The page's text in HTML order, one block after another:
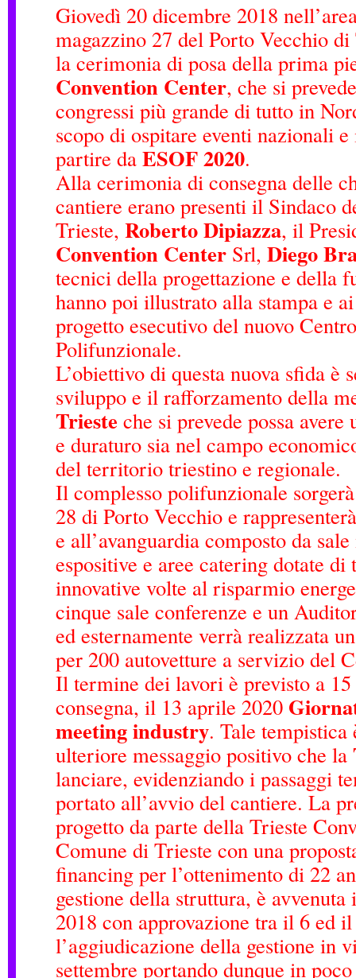
Giovedì 20 dicembre 2018
magazzino 27 del Porto Vecchio
la cerimonia di posa della prima
Convention Center, che si
congressi più grande di tutto in
scopo di ospitare eventi nazionali
partire da ESOF 2020.
Alla cerimonia di consegna delle
cantiere erano presenti il Sindaco
Trieste, Roberto Dipiazza, il
Convention Center Srl, Diego
tecnici della progettazione e della
hanno poi illustrato alla stampa e
progetto esecutivo del nuovo
Polifunzionale.
L’obiettivo di questa nuova sfida è
sviluppo e il rafforzamento della
Trieste che si prevede possa
e duraturo sia nel campo
del territorio triestino e regionale.
Il complesso polifunzionale
28 di Porto Vecchio e
e all’avanguardia composto da
espositive e aree catering dotate di
innovative volte al risparmio
cinque sale conferenze e un
ed esternamente verrà realizzata
per 200 autovetture a servizio del
Il termine dei lavori è previsto a
consegna, il 13 aprile 2020
meeting industry. Tale tempistica
ulteriore messaggio positivo che la
lanciare, evidenziando i passaggi
portato all’avvio del cantiere. La
progetto da parte della Trieste
Comune di Trieste con una
financing per l’ottenimento di 22
gestione della struttura, è
2018 con approvazione tra il 6 ed
l’aggiudicazione della gestione in
settembre portando dunque in